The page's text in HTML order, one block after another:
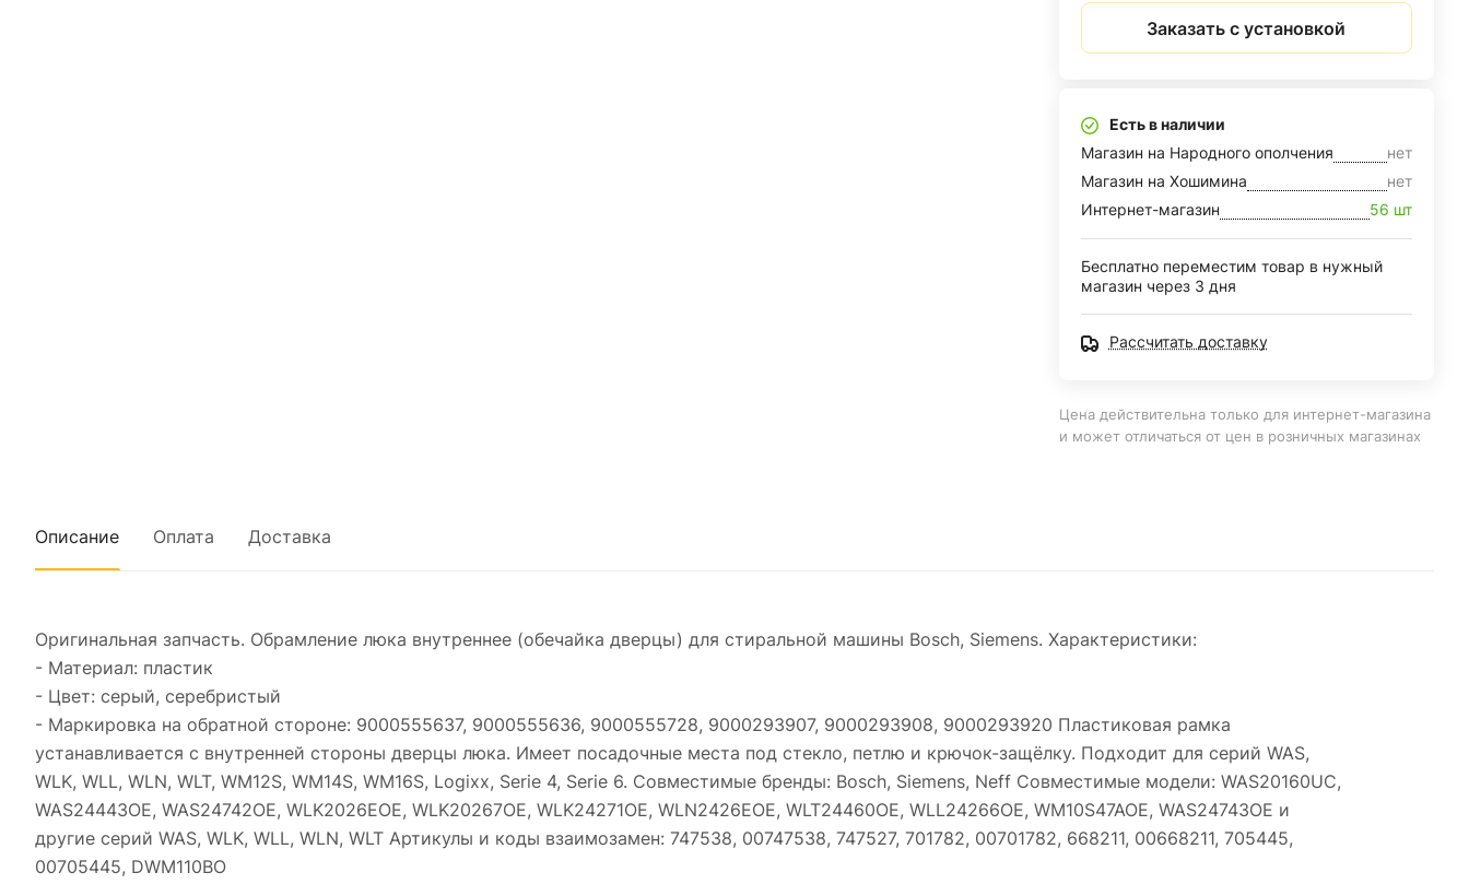
Заказать с установкой
Есть в наличии
Магазин на Народного ополчения
нет
Магазин на Хошимина
нет
Интернет-магазин
56 шт
Бесплатно переместим товар в нужный
магазин через 3 дня
Рассчитать доставку
Цена действительна только для интернет-магазина
и может отличаться от цен в розничных магазинах
Описание Оплата Доставка
Оригинальная запчасть. Обрамление люка внутреннее (обечайка дверцы) для стиральной машины Bosch, Siemens. Характеристики:
- Материал: пластик
- Цвет: серый, серебристый
- Маркировка на обратной стороне: 9000555637, 9000555636, 9000555728, 9000293907, 9000293908, 9000293920 Пластиковая рамка
устанавливается с внутренней стороны дверцы люка. Имеет посадочные места под стекло, петлю и крючок-защёлку. Подходит для серий WAS,
WLK, WLL, WLN, WLT, WM12S, WM14S, WM16S, Logixx, Serie 4, Serie 6. Совместимые бренды: Bosch, Siemens, Neff Совместимые модели: WAS20160UC,
WAS24443OE, WAS24742OE, WLK2026EOE, WLK20267OE, WLK24271OE, WLN2426EOE, WLT24460OE, WLL24266OE, WM10S47AOE, WAS24743OE и
другие серий WAS, WLK, WLL, WLN, WLT Артикулы и коды взаимозамен: 747538, 00747538, 747527, 701782, 00701782, 668211, 00668211, 705445,
00705445, DWM110BO